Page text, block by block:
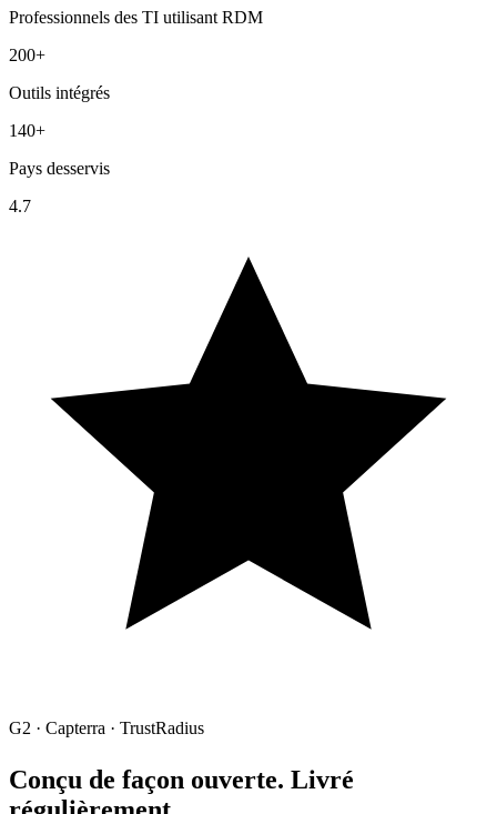
Professionnels des TI utilisant RDM
200+
Outils intégrés
140+
Pays desservis
4.7
G2 · Capterra · TrustRadius
Conçu de façon ouverte. Livré